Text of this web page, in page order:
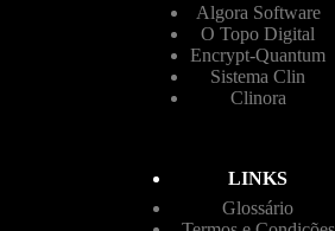
Algora Software
O Topo Digital
Encrypt-Quantum
Sistema Clin
Clinora
LINKS
Glossário